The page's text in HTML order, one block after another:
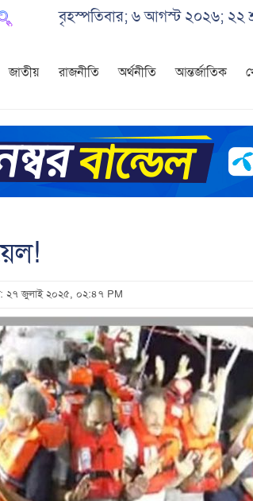
বৃহস্পতিবার; ৬ আগস্ট ২০২৬; ২২
জাতীয় রাজনীতি অর্থনীতি আন্তর্জাতিক
২৭ জুলাই ২০২৫, ০২:৪৭ PM